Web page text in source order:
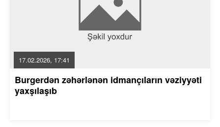
17.02.2026, 17:41
Burgerdən zəhərlənən idmançıların vəziyyəti
yaxşılaşıb